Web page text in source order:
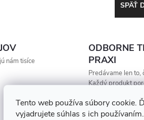
Tento web používa súbory cookie.
vyjadrujete súhlas s ich
SPÄŤ
nám tisíce
ODBORNE
PRAXI
Predávame len to,
Každý produkt